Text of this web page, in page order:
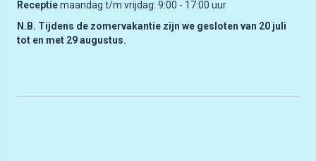
Receptiemaandag t/m vrijdag: 9:00 - 17:00 uur
N.B. Tijdens de zomervakantie zijn we gesloten van 20 juli
tot en met 29 augustus.